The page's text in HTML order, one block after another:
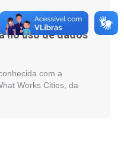
Ouro da
no uso de dados
com a
Works Cities, da